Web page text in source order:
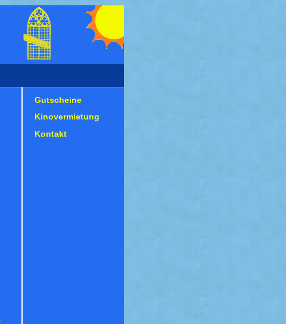
Gutscheine
Kinovermietung
Kontakt